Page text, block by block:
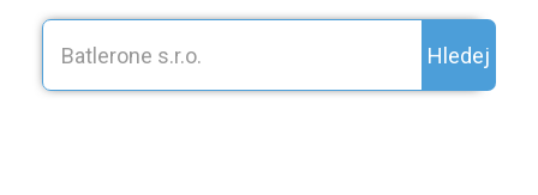
Hledej